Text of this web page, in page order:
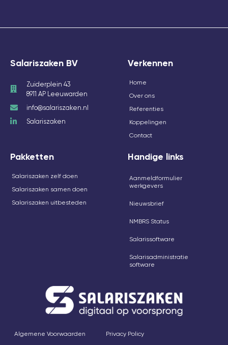
Salariszaken BV
Zuiderplein 43
8911 AP Leeuwarden
info@salariszaken.nl
Salariszaken
Verkennen
Home
Over ons
Referenties
Koppelingen
Contact
Pakketten
Salariszaken zelf doen
Salariszaken samen doen
Salariszaken uitbesteden
Handige links
Aanmeldformulier
werkgevers
Nieuwsbrief
NMBRS Status
Salarissoftware
Salarisadministratie
software
Algemene Voorwaarden Privacy Policy